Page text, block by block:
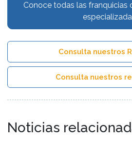
Conoce todas las franquicias
Consulta nuestros
Consulta nuestros
Noticias